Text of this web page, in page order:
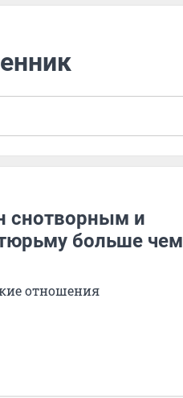
снотворным и
больше чем
отношения